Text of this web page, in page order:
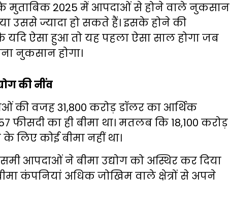
मुताबिक 2025 में आपदाओं से होने वाले नुकसान
उससे ज्यादा हो सकते हैं। इसके होने की
यदि ऐसा हुआ तो यह पहला ऐसा साल होगा जब
नुकसान होगा।
की नींव
वजह 31,800 करोड़ डॉलर का आर्थिक
का ही बीमा था। मतलब कि 18,100 करोड़
कोई बीमा नहीं था।
आपदाओं ने बीमा उद्योग को अस्थिर कर दिया
कंपनियां अधिक जोखिम वाले क्षेत्रों से अपने